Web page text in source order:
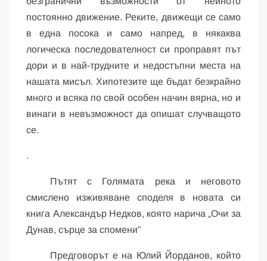
постоянно движение. Реките, движещи се само
в една посока и само напред, в някаква
логическа последователност си проправят път
дори и в най-трудните и недостъпни места на
нашата мисъл. Хипотезите ще бъдат безкрайно
много и всяка по свой особен начин вярна, но и
винаги в невъзможност да опишат случващото
се.
.
Пътят с Голямата река и неговото
смислено изживяване споделя в новата си
книга Александър Недков, която нарича „Очи за
Дунав, сърце за спомени”
Предговорът е на Юлий Йорданов, който